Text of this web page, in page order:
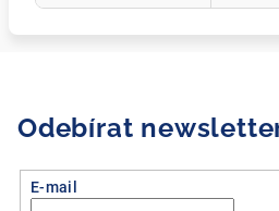
Odebírat
E-mail